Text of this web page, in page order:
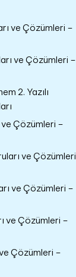
ve Çözümleri –
ve Çözümleri –
2. Yazılı
ve Çözümleri –
ve Çözümleri
ve Çözümleri –
ve Çözümleri –
ve Çözümleri –